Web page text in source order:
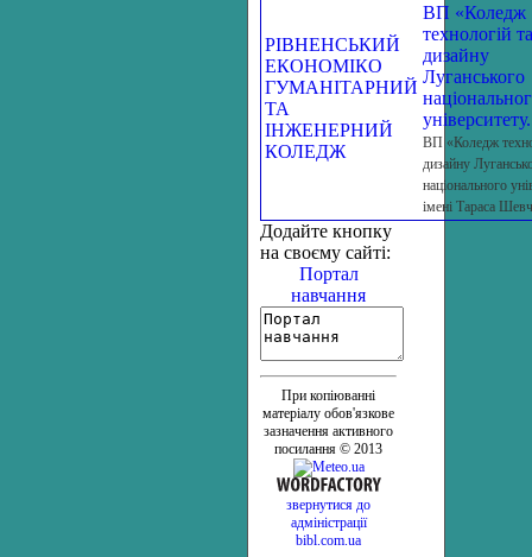
РІВНЕНСЬКИЙ
ЕКОНОМІКО
ГУМАНІТАРНИЙ
ТА
ІНЖЕНЕРНИЙ
КОЛЕДЖ
ВП «Коледж
технологій та
дизайну
Луганського
ВП «Коледж
дизайну
національного
імені Тараса
Додайте кнопку
на своєму сайті:
Портал
навчання
При копіюванні
матеріалу обов'язкове
зазначення активного
посилання © 2013
звернутися до
адміністрації
bibl.com.ua